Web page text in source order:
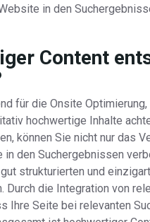
in den
Content
für die Onsite
hochwertige Inhalte
können Sie nicht nur das
in den Suchergebnissen
strukturierten und
die Integration von
Ihre Seite bei relevanten